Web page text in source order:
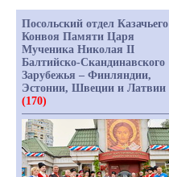
Посольский отдел Казачьего
Конвоя Памяти Царя
Мученика Николая II
Балтийско-Скандинавского
Зарубежья – Финляндии,
Эстонии, Швеции и Латвии
(170)